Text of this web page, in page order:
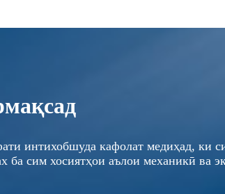
интихобшуда кафолат медиҳад, ки
ба сим хосиятҳои аълои механикӣ ва